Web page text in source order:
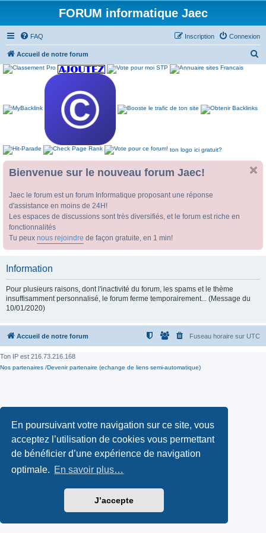
En poursuivant votre navigation sur ce site, vous
acceptez l’utilisation de cookies vous permettant
de bénéficier d’une expérience de navigation
optimale. En savoir plus…
J’accepte
FORUM informatique Jaec
FAQ Connexion
Inscription
Accueil de notre forum
ton logo ici gratuit?
Bienvenue sur le nouveau forum Jaec!
Jaec le forum est un forum Informatique proposant une réponse
d'assistance en moins de 24H!
Les espaces de discussions sont très diversifiés, et le forum est riche en
fonctionnalités
Tu peux nous rejoindre de façon gratuite, en 1 min!
Information
Pour plusieurs raisons, dont l'inactivité du forum, les spams et le thème
insuffisamment personnalisé, le forum ferme temporairement... (Message du
10/01/2020)
Accueil de notre forum Fuseau horaire sur UTC
Ton IP est 216.73.216.168
Nos partenaires /Devenir partenaire (echange de liens semi-automatique)